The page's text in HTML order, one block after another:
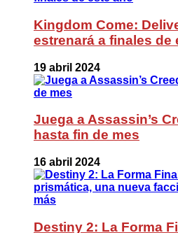
Kingdom Come:
estrenará a finales de
19 abril 2024
Juega a Assassin’s
hasta fin de mes
16 abril 2024
Destiny 2: La Forma